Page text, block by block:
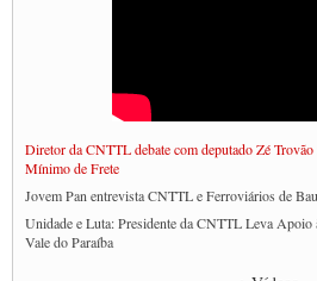
Diretor da CNTTL debate com deputado Zé
Mínimo de Frete
Jovem Pan entrevista CNTTL e Ferroviários de
Unidade e Luta: Presidente da CNTTL Leva
Vale do Paraíba